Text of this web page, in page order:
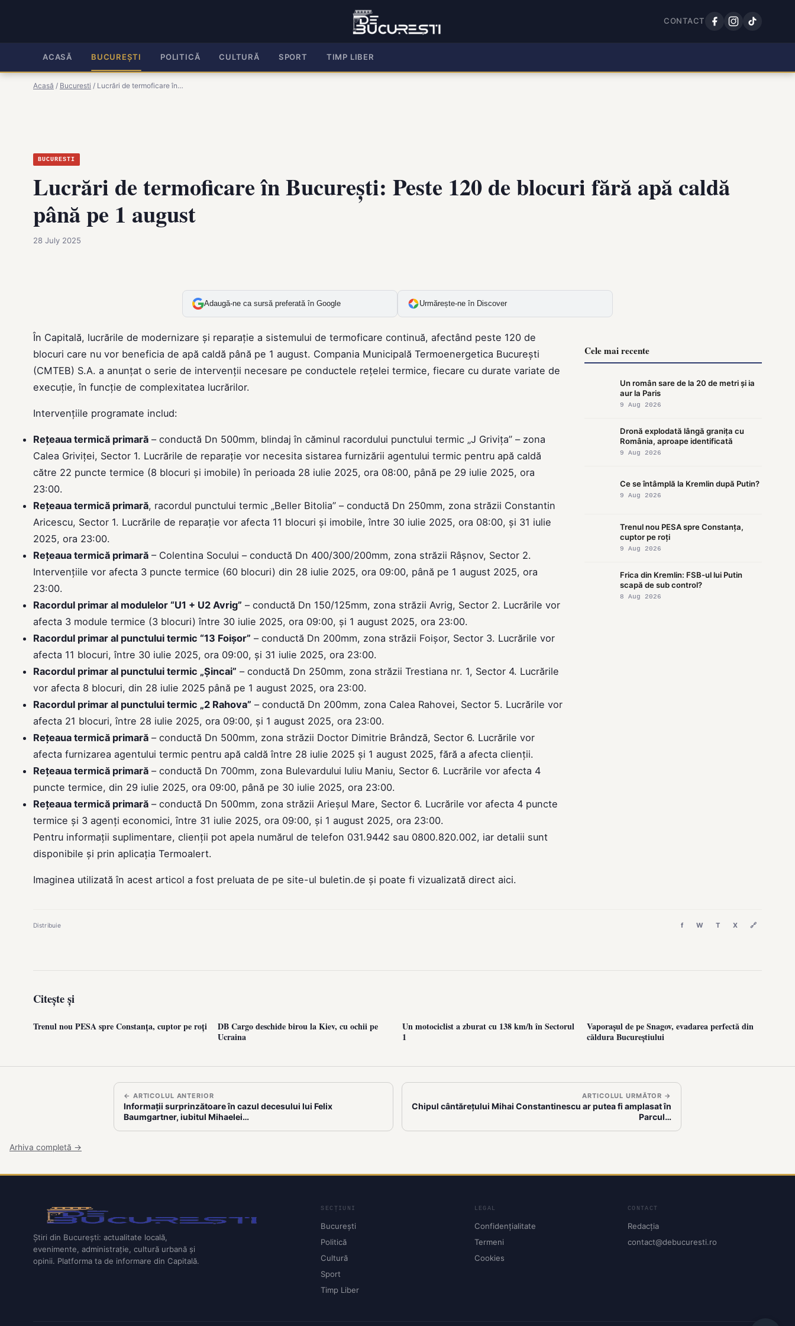
CONTACT
ACASĂ BUCUREȘTI POLITICĂ CULTURĂ SPORT TIMP LIBER
Acasă / Bucuresti / Lucrări de termoficare în…
BUCURESTI
Lucrări de termoficare în București: Peste 120 de blocuri fără apă caldă
până pe 1 august
28 July 2025
Adaugă-ne ca sursă preferată în Google Urmărește-ne în Discover
În Capitală, lucrările de modernizare și reparație a sistemului de termoficare continuă, afectând peste 120 de
blocuri care nu vor beneficia de apă caldă până pe 1 august. Compania Municipală Termoenergetica București
(CMTEB) S.A. a anunțat o serie de intervenții necesare pe conductele rețelei termice, fiecare cu durate variate de
execuție, în funcție de complexitatea lucrărilor.
Intervențiile programate includ:
Rețeaua termică primară – conductă Dn 500mm, blindaj în căminul racordului punctului termic „J Grivița” – zona
Calea Griviței, Sector 1. Lucrările de reparație vor necesita sistarea furnizării agentului termic pentru apă caldă
către 22 puncte termice (8 blocuri și imobile) în perioada 28 iulie 2025, ora 08:00, până pe 29 iulie 2025, ora
23:00.
Rețeaua termică primară, racordul punctului termic „Beller Bitolia” – conductă Dn 250mm, zona străzii Constantin
Aricescu, Sector 1. Lucrările de reparație vor afecta 11 blocuri și imobile, între 30 iulie 2025, ora 08:00, și 31 iulie
2025, ora 23:00.
Rețeaua termică primară – Colentina Socului – conductă Dn 400/300/200mm, zona străzii Râșnov, Sector 2.
Intervențiile vor afecta 3 puncte termice (60 blocuri) din 28 iulie 2025, ora 09:00, până pe 1 august 2025, ora
23:00.
Racordul primar al modulelor “U1 + U2 Avrig” – conductă Dn 150/125mm, zona străzii Avrig, Sector 2. Lucrările vor
afecta 3 module termice (3 blocuri) între 30 iulie 2025, ora 09:00, și 1 august 2025, ora 23:00.
Racordul primar al punctului termic “13 Foișor” – conductă Dn 200mm, zona străzii Foișor, Sector 3. Lucrările vor
afecta 11 blocuri, între 30 iulie 2025, ora 09:00, și 31 iulie 2025, ora 23:00.
Racordul primar al punctului termic „Șincai” – conductă Dn 250mm, zona străzii Trestiana nr. 1, Sector 4. Lucrările
vor afecta 8 blocuri, din 28 iulie 2025 până pe 1 august 2025, ora 23:00.
Racordul primar al punctului termic „2 Rahova” – conductă Dn 200mm, zona Calea Rahovei, Sector 5. Lucrările vor
afecta 21 blocuri, între 28 iulie 2025, ora 09:00, și 1 august 2025, ora 23:00.
Rețeaua termică primară – conductă Dn 500mm, zona străzii Doctor Dimitrie Brândză, Sector 6. Lucrările vor
afecta furnizarea agentului termic pentru apă caldă între 28 iulie 2025 și 1 august 2025, fără a afecta clienții.
Rețeaua termică primară – conductă Dn 700mm, zona Bulevardului Iuliu Maniu, Sector 6. Lucrările vor afecta 4
puncte termice, din 29 iulie 2025, ora 09:00, până pe 30 iulie 2025, ora 23:00.
Rețeaua termică primară – conductă Dn 500mm, zona străzii Arieșul Mare, Sector 6. Lucrările vor afecta 4 puncte
termice și 3 agenți economici, între 31 iulie 2025, ora 09:00, și 1 august 2025, ora 23:00.
Pentru informații suplimentare, clienții pot apela numărul de telefon 031.9442 sau 0800.820.002, iar detalii sunt
disponibile și prin aplicația Termoalert.
Imaginea utilizată în acest articol a fost preluata de pe site-ul buletin.de și poate fi vizualizată direct aici.
Cele mai recente
Un român sare de la 20 de metri și ia
aur la Paris
9 Aug 2026
Dronă explodată lângă granița cu
România, aproape identificată
9 Aug 2026
Ce se întâmplă la Kremlin după Putin?
9 Aug 2026
Trenul nou PESA spre Constanța,
cuptor pe roți
9 Aug 2026
Frica din Kremlin: FSB-ul lui Putin
scapă de sub control?
8 Aug 2026
Distribuie f W T X 🔗
Citește și
Trenul nou PESA spre Constanța, cuptor pe roți
DB Cargo deschide birou la Kiev, cu ochii pe
Ucraina
Un motociclist a zburat cu 138 km/h în Sectorul
1
Vaporașul de pe Snagov, evadarea perfectă din
căldura Bucureștiului
← ARTICOLUL ANTERIOR
Informații surprinzătoare în cazul decesului lui Felix
Baumgartner, iubitul Mihaelei…
ARTICOLUL URMĂTOR →
Chipul cântărețului Mihai Constantinescu ar putea fi amplasat în
Parcul…
Arhiva completă →
Știri din București: actualitate locală,
evenimente, administrație, cultură urbană și
opinii. Platforma ta de informare din Capitală.
SECȚIUNI
București
Politică
Cultură
Sport
Timp Liber
LEGAL
Confidențialitate
Termeni
Cookies
CONTACT
Redacția
contact@debucuresti.ro